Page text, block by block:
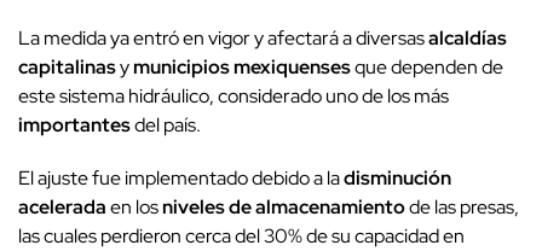
La medida ya entró en vigor y afectará a diversasalcaldías
capitalinasymunicipios mexiquensesque dependen de
este sistema hidráulico, considerado uno de los más
importantesdel país.
El ajuste fue implementado debido a ladisminución
aceleradaen losniveles de almacenamientode las presas,
las cuales perdieron cerca del 30% de su capacidad en